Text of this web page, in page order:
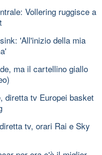
Vollering ruggisce a
'All'inizio della mia
ma il cartellino giallo
diretta tv Europei basket
tv, orari Rai e Sky